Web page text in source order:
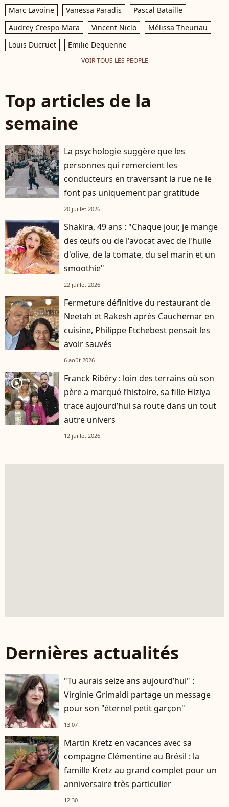
Marc Lavoine Vanessa Paradis
Pascal Bataille
Audrey Crespo-Mara
Vincent Niclo
Mélissa Theuriau
Louis Ducruet
Emilie Dequenne
VOIR TOUS LES PEOPLE
Top articles de la
semaine
La psychologie suggère que les
personnes qui remercient les
conducteurs en traversant la rue ne le
font pas uniquement par gratitude
20 juillet 2026
Shakira, 49 ans : "Chaque jour, je mange
des œufs ou de l'avocat avec de l'huile
d'olive, de la tomate, du sel marin et un
smoothie"
22 juillet 2026
Fermeture définitive du restaurant de
Neetah et Rakesh après Cauchemar en
cuisine, Philippe Etchebest pensait les
avoir sauvés
6 août 2026
player2
Franck Ribéry : loin des terrains où son
père a marqué l’histoire, sa fille Hiziya
trace aujourd’hui sa route dans un tout
autre univers
12 juillet 2026
Dernières actualités
"Tu aurais seize ans aujourd’hui" :
Virginie Grimaldi partage un message
pour son "éternel petit garçon"
13:07
Martin Kretz en vacances avec sa
compagne Clémentine au Brésil : la
famille Kretz au grand complet pour un
anniversaire très particulier
12:30